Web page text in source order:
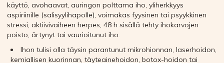
käyttö, avohaavat, auringon polttama iho, yliherkkyys
aspiriinille (salisyylihapolle), voimakas fyysinen tai psyykkinen
stressi, aktiivivaiheen herpes, 48 h sisällä tehty ihokarvojen
poisto, ärtynyt tai vaurioitunut iho.
Ihon tulisi olla täysin parantunut mikrohionnan, laserhoidon,
kemiallisen kuorinnan, täyteainehoidon, botox-hoidon tai